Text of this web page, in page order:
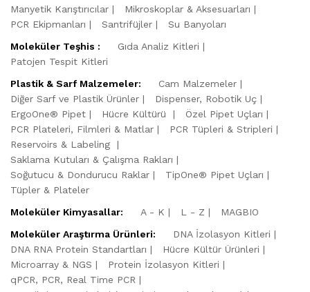
Manyetik Karıştırıcılar
Mikroskoplar & Aksesuarları
PCR Ekipmanları
Santrifüjler
Su Banyoları
Moleküler Teşhis :
Gıda Analiz Kitleri
Patojen Tespit Kitleri
Plastik & Sarf Malzemeler:
Cam Malzemeler
Diğer Sarf ve Plastik Ürünler
Dispenser, Robotik Uç
ErgoOne® Pipet
Hücre Kültürü
Özel Pipet Uçları
PCR Plateleri, Filmleri & Matlar
PCR Tüpleri & Stripleri
Reservoirs & Labeling
Saklama Kutuları & Çalışma Rakları
Soğutucu & Dondurucu Raklar
TipOne® Pipet Uçları
Tüpler & Plateler
Moleküler Kimyasallar:
A - K L - Z
MAGBIO
Moleküler Araştırma Ürünleri:
DNA İzolasyon Kitleri
DNA RNA Protein Standartları
Hücre Kültür Ürünleri
Microarray & NGS
Protein İzolasyon Kitleri
qPCR, PCR, Real Time PCR